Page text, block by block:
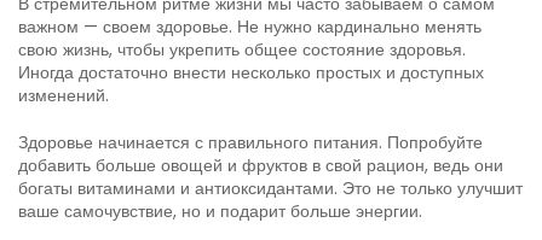
важном — своем здоровье. Не нужно кардинально менять
свою жизнь, чтобы укрепить общее состояние здоровья.
Иногда достаточно внести несколько простых и доступных
изменений.
Здоровье начинается с правильного питания. Попробуйте
добавить больше овощей и фруктов в свой рацион, ведь они
богаты витаминами и антиоксидантами. Это не только улучшит
ваше самочувствие, но и подарит больше энергии.